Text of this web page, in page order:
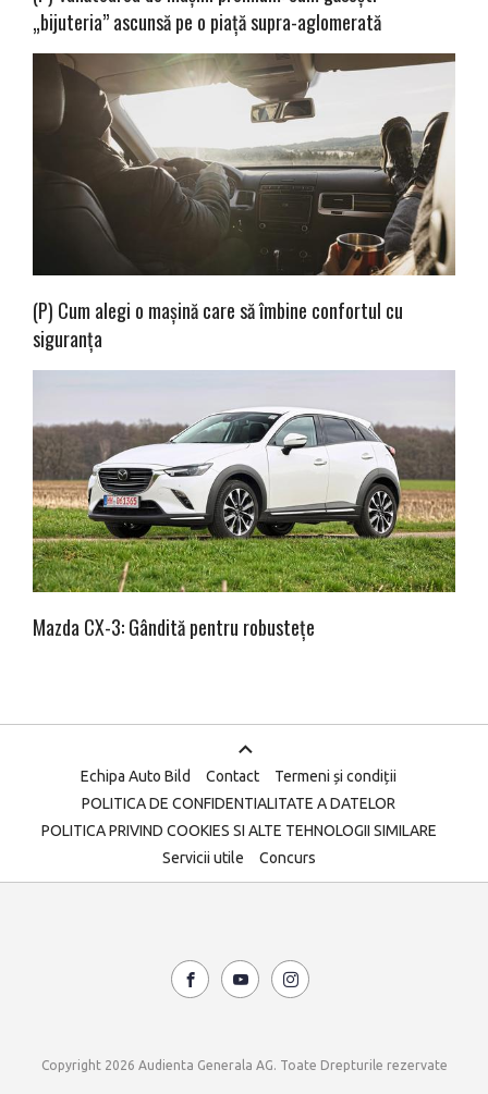
„bijuteria” ascunsă pe o piață supra-aglomerată
(P) Cum alegi o mașină care să îmbine confortul cu
siguranța
Mazda CX-3: Gândită pentru robustețe
Echipa Auto Bild Contact
Termeni și condiții
POLITICA DE CONFIDENTIALITATE A DATELOR
POLITICA PRIVIND COOKIES SI ALTE TEHNOLOGII SIMILARE
Servicii utile
Concurs
Copyright 2026 Audienta Generala AG. Toate Drepturile rezervate